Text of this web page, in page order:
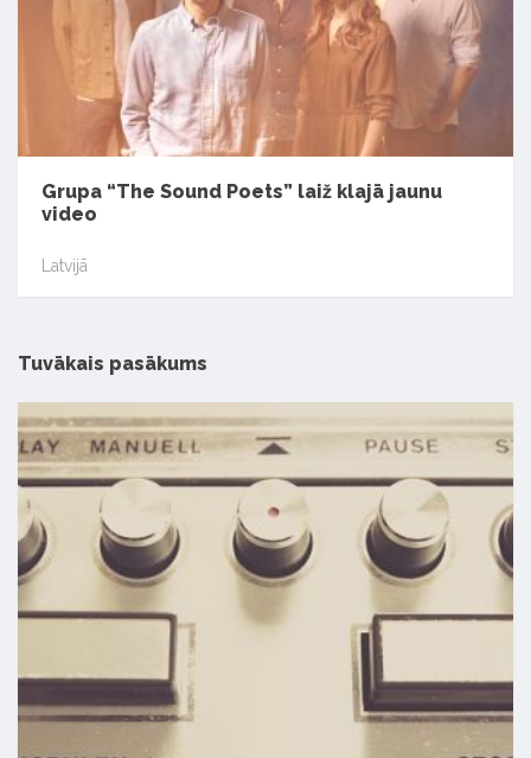
Grupa “The Sound Poets” laiž klajā jaunu
video
Latvijā
Tuvākais pasākums